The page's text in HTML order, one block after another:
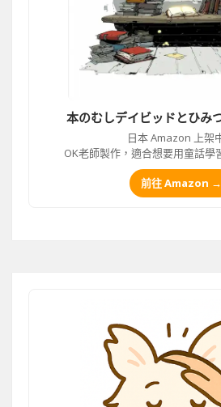
本のむしデイビッドとひみ
日本 Amazon 上架
OK老師製作，適合想要用童話學
前往 Amazon →